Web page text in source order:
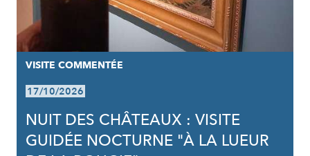
VISITE COMMENTÉE
17/10/2026
NUIT DES CHÂTEAUX : VISITE
GUIDÉE NOCTURNE "À LA LUEUR